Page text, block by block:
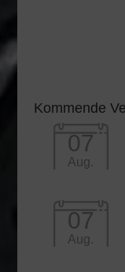
Kommende
07
Aug.
07
Aug.